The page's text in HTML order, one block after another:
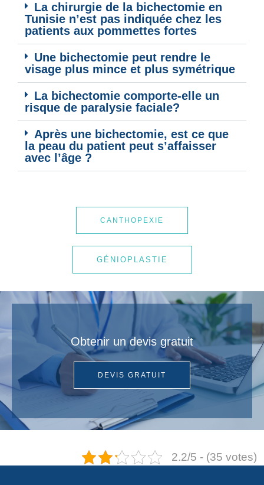
La chirurgie de la bichectomie en
Tunisie n’est pas indiquée chez les
patients aux pommettes fortes
Une bichectomie peut rendre le
visage plus mince et plus symétrique
La bichectomie comporte-elle un
risque de paralysie faciale?
Après une bichectomie, est ce que
la peau du patient peut s’affaisser
avec l’âge ?
CANTHOPEXIE
GÉNIOPLASTIE
Obtenir un devis gratuit
DEVIS GRATUIT
2.2/5 - (35 votes)